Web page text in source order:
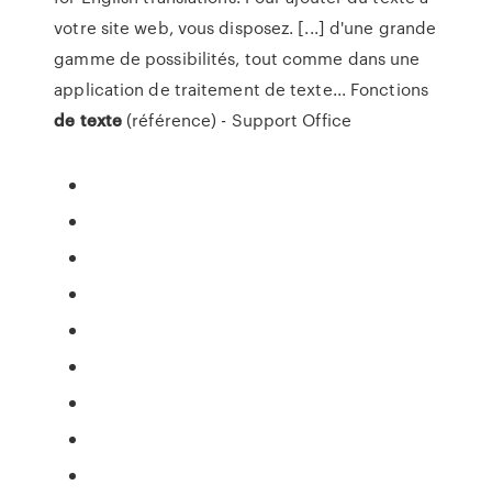
votre site web, vous disposez. [...] d'une grande
gamme de possibilités, tout comme dans une
application de traitement de texte... Fonctions
de texte (référence) - Support Office